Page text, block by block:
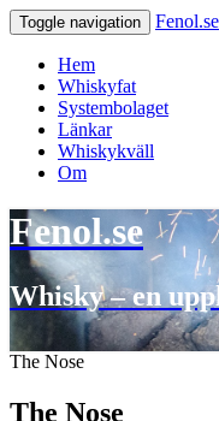
Toggle navigation Fenol.se
Hem
Whiskyfat
Systembolaget
Länkar
Whiskykväll
Om
Fenol.se
Whisky – en
The Nose
The Nose